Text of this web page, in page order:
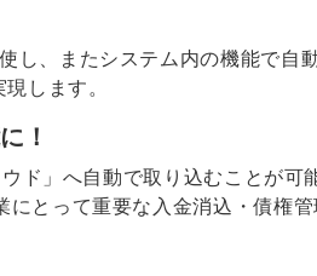
し、またシステム内の機能で自
します。
！
ド」へ自動で取り込むことが可
とって重要な入金消込・債権管